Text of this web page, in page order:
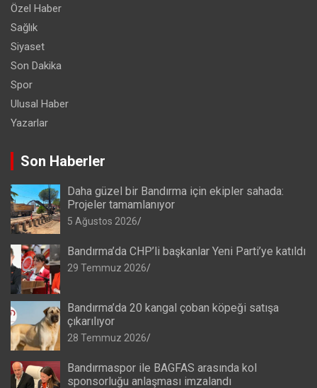
Özel Haber
Sağlık
Siyaset
Son Dakika
Spor
Ulusal Haber
Yazarlar
Son Haberler
Daha güzel bir Bandırma için ekipler sahada:
Projeler tamamlanıyor
5 Ağustos 2026
Bandırma’da CHP’li başkanlar Yeni Parti’ye katıldı
29 Temmuz 2026
Bandırma’da 20 kangal çoban köpeği satışa
çıkarılıyor
28 Temmuz 2026
Bandırmaspor ile BAGFAS arasında kol
sponsorluğu anlaşması imzalandı